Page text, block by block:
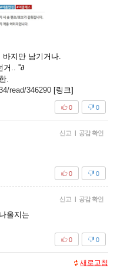
지만 남기거나.
거.. ''∂
.
read/346290 [링크]
0
0
신고 | 공감 확인
0
0
신고 | 공감 확인
올지는
0
0
새로고침